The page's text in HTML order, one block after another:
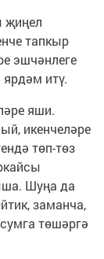
җиңел
тапкыр
эшчәнлеге
итү.
яши.
икенчеләре
төп-төз
Шуңа да
заманча,
төшәргә